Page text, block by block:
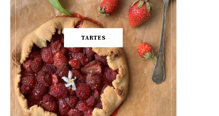
TARTES